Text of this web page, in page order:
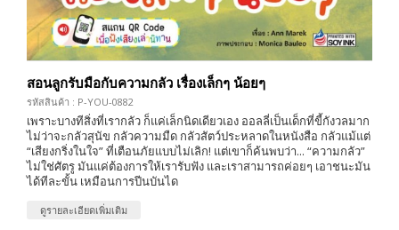
สอนลูกรับมือกับความกลัว เรื่องเล็กๆ น้อยๆ
รหัสสินค้า : P-YOU-0882
เพราะบางทีสิ่งที่เรากลัว ก็แค่เล็กนิดเดียวเอง ออลลี่เป็นเด็กที่ขี้กังวลมาก
ไม่ว่าจะกลัวสุนัข กลัวความมืด กลัวสัตว์ประหลาดในหนังสือ กลัวแม้แต่
“เสียงกริ่งในใจ” ที่เตือนภัยแบบไม่เลิก! แต่เขาก็ค้นพบว่า... “ความกลัว”
ไม่ใช่ศัตรู มันแค่ต้องการให้เรารับฟัง และเราสามารถค่อยๆ เอาชนะมัน
ได้ทีละขั้น เหมือนการปีนบันได
ดูรายละเอียดเพิ่มเติม